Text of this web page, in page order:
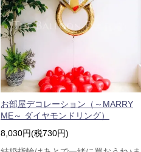
お部屋デコレーション（～MARRY
ME～ ダイヤモンドリング）
8,030円(税730円)